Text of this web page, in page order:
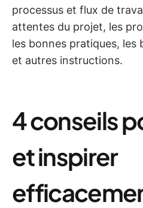
processus et flux de
attentes du projet, les
les bonnes pratiques, les
et autres instructions.
4 conseils
et inspirer